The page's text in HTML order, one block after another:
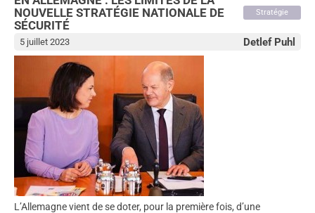
Stratégie
NOUVELLE STRATÉGIE NATIONALE DE
SÉCURITÉ
Detlef Puhl
5 juillet 2023
L’Allemagne vient de se doter, pour la première fois, d’une